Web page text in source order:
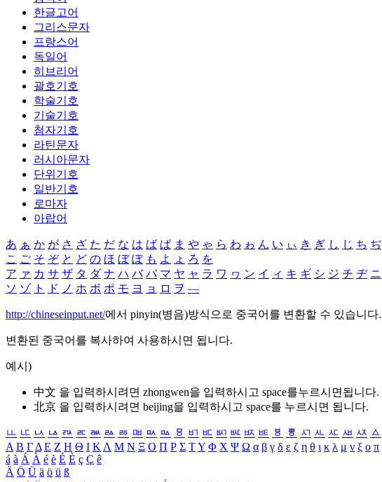
한글고어
그리스문자
프랑스어
독일어
히브리어
괄호기호
학술기호
기술기호
첨자기호
라틴문자
러시아문자
단위기호
일반기호
로마자
아랍어
あ ぁ か が さ ざ た だ な は ば ぱ ま や ゃ ら わ ゎ ん い ぃ き ぎ し じ ち ぢ
こ ご そ ぞ と ど の ほ ぼ ぽ も よ ょ ろ を
ア ァ カ サ ザ タ ダ ナ ハ バ パ マ ヤ ャ ラ ワ ヮ ン イ ィ キ ギ シ ジ チ ヂ ニ
ソ ゾ ト ド ノ ホ ボ ポ モ ヨ ョ ロ ヲ ―
http://chineseinput.net/에서 pinyin(병음)방식으로 중국어를 변환할 수 있습니다.
변환된 중국어를 복사하여 사용하시면 됩니다.
예시)
中文 을 입력하시려면 zhongwen을 입력하시고 space를누르시면됩니다.
北京 을 입력하시려면 beijing을 입력하시고 space를 누르시면 됩니다.
ㅥ ㅦ ㅧ ㅨ ㅩ ㅪ ㅫ ㅬ ㅭ ㅮ ㅯ ㅰ ㅱ ㅲ ㅳ ㅴ ㅵ ㅶ ㅷ ㅸ ㅹ ㅺ ㅻ ㅼ ㅽ ㅾ ㅿ
Α Β ΓΔ Ε Ζ Η Θ Ι ΚΛ Μ Ν Ξ Ο Π Ρ Σ ΤΥ Φ Χ Ψ Ω α β γ δ ε ζ η θ ι κ λ μ ν ξ ο π
á à Á À é è É È ç Ç ê
Ä Ö Ü ä ö ü ß